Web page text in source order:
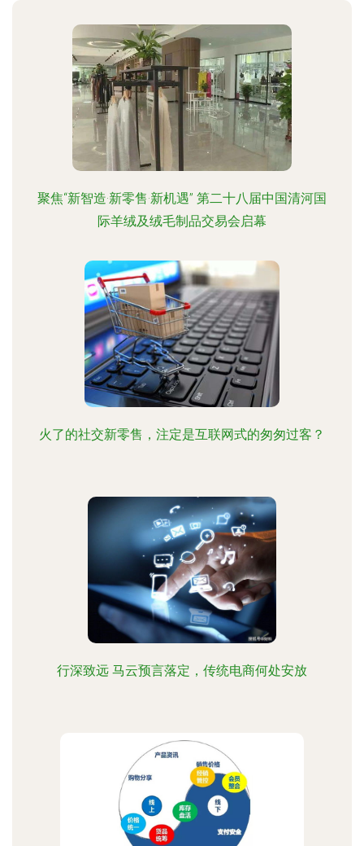
聚焦“新智造·新零售·新机遇” 第二十八届中国清河国
际羊绒及绒毛制品交易会启幕
火了的社交新零售，注定是互联网式的匆匆过客？
行深致远 马云预言落定，传统电商何处安放